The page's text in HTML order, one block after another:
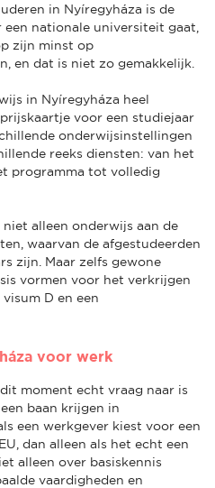
in Nyíregyháza is de
nationale universiteit gaat,
zijn minst op
en dat is niet zo gemakkelijk.
in Nyíregyháza heel
voor een studiejaar
onderwijsinstellingen
reeks diensten: van het
programma tot volledig
alleen onderwijs aan de
waarvan de afgestudeerden
zijn. Maar zelfs gewone
vormen voor het verkrijgen
D en een
voor werk
moment echt vraag naar is
baan krijgen in
een werkgever kiest voor een
dan alleen als het echt een
alleen over basiskennis
vaardigheden en